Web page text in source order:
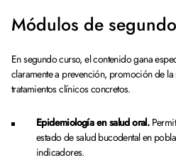
Módulos de segundo
En segundo curso, el contenido gana
claramente a prevención, promoción de
tratamientos clínicos concretos.
Epidemiología en salud oral.
estado de salud bucodental en
indicadores.